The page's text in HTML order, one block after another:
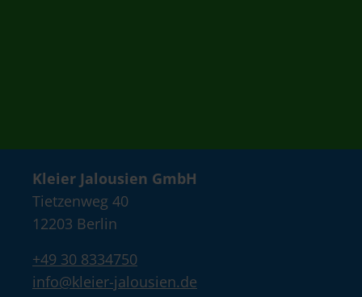
Kleier Jalousien GmbH
Tietzenweg 40
12203 Berlin
+49 30 8334750
info@kleier-jalousien.de